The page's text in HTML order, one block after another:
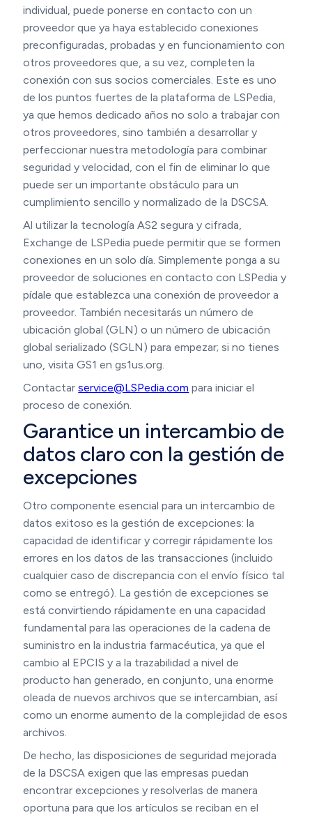
individual, puede ponerse en contacto con un
proveedor que ya haya establecido conexiones
preconfiguradas, probadas y en funcionamiento con
otros proveedores que, a su vez, completen la
conexión con sus socios comerciales. Este es uno
de los puntos fuertes de la plataforma de LSPedia,
ya que hemos dedicado años no solo a trabajar con
otros proveedores, sino también a desarrollar y
perfeccionar nuestra metodología para combinar
seguridad y velocidad, con el fin de eliminar lo que
puede ser un importante obstáculo para un
cumplimiento sencillo y normalizado de la DSCSA.
Al utilizar la tecnología AS2 segura y cifrada,
Exchange de LSPedia puede permitir que se formen
conexiones en un solo día. Simplemente ponga a su
proveedor de soluciones en contacto con LSPedia y
pídale que establezca una conexión de proveedor a
proveedor. También necesitarás un número de
ubicación global (GLN) o un número de ubicación
global serializado (SGLN) para empezar; si no tienes
uno, visita GS1 en gs1us.org.
Contactarservice@LSPedia.com para iniciar el
proceso de conexión.
Garantice un intercambio de
datos claro con la gestión de
excepciones
Otro componente esencial para un intercambio de
datos exitoso es la gestión de excepciones: la
capacidad de identificar y corregir rápidamente los
errores en los datos de las transacciones (incluido
cualquier caso de discrepancia con el envío físico tal
como se entregó). La gestión de excepciones se
está convirtiendo rápidamente en una capacidad
fundamental para las operaciones de la cadena de
suministro en la industria farmacéutica, ya que el
cambio al EPCIS y a la trazabilidad a nivel de
producto han generado, en conjunto, una enorme
oleada de nuevos archivos que se intercambian, así
como un enorme aumento de la complejidad de esos
archivos.
De hecho, las disposiciones de seguridad mejorada
de la DSCSA exigen que las empresas puedan
encontrar excepciones y resolverlas de manera
oportuna para que los artículos se reciban en el